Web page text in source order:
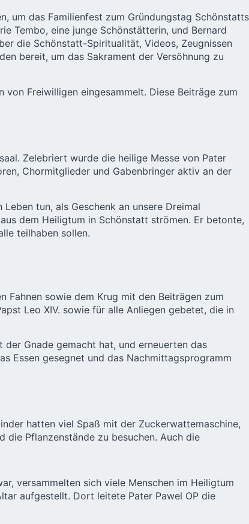
um das Familienfest zum Gründungstag Schönstatts
Tembo, eine junge Schönstätterin, und Bernard
die Schönstatt-Spiritualität, Videos, Zeugnissen
bereit, um das Sakrament der Versöhnung zu
Freiwilligen eingesammelt. Diese Beiträge zum
Zelebriert wurde die heilige Messe von Pater
Chormitglieder und Gabenbringer aktiv an der
tun, als Geschenk an unsere Dreimal
dem Heiligtum in Schönstatt strömen. Er betonte,
teilhaben sollen.
Fahnen sowie dem Krug mit den Beiträgen zum
Leo XIV. sowie für alle Anliegen gebetet, die in
Gnade gemacht hat, und erneuerten das
Essen gesegnet und das Nachmittagsprogramm
hatten viel Spaß mit der Zuckerwattemaschine,
die Pflanzenstände zu besuchen. Auch die
versammelten sich viele Menschen im Heiligtum
aufgestellt. Dort leitete Pater Pawel OP die